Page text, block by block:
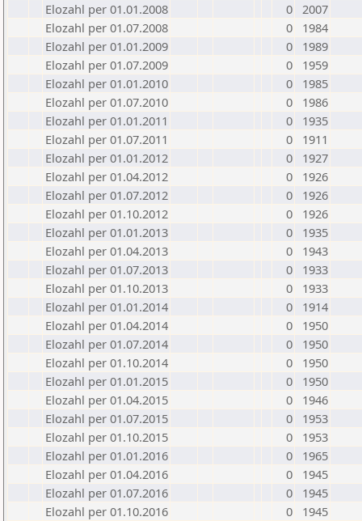
Elozahl per 01.01.2008
0 2007
Elozahl per 01.07.2008
0
1984
Elozahl per 01.01.2009
0
1989
Elozahl per 01.07.2009
0
1959
Elozahl per 01.01.2010
0
1985
Elozahl per 01.07.2010
0
1986
Elozahl per 01.01.2011
0
1935
Elozahl per 01.07.2011
0
1911
Elozahl per 01.01.2012
0
1927
Elozahl per 01.04.2012
0
1926
Elozahl per 01.07.2012
0
1926
Elozahl per 01.10.2012
0
1926
Elozahl per 01.01.2013
0
1935
Elozahl per 01.04.2013
0
1943
Elozahl per 01.07.2013
0
1933
Elozahl per 01.10.2013
0
1933
Elozahl per 01.01.2014
0
1914
Elozahl per 01.04.2014
0
1950
Elozahl per 01.07.2014
0
1950
Elozahl per 01.10.2014
0
1950
Elozahl per 01.01.2015
0
1950
Elozahl per 01.04.2015
0
1946
Elozahl per 01.07.2015
0
1953
Elozahl per 01.10.2015
0
1953
Elozahl per 01.01.2016
0
1965
Elozahl per 01.04.2016
0
1945
Elozahl per 01.07.2016
0
1945
Elozahl per 01.10.2016
0
1945